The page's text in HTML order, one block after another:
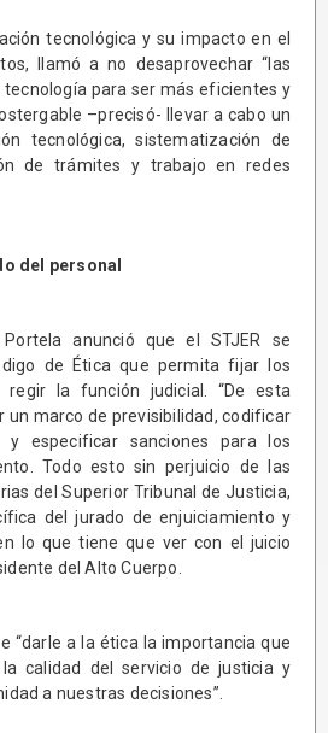
tecnológica y su impacto en el
llamó a no desaprovechar “las
para ser más eficientes y
–precisó- llevar a cabo un
tecnológica, sistematización de
de trámites y trabajo en redes
del personal
anunció que el STJER se
de Ética que permita fijar los
regir la función judicial. “De esta
marco de previsibilidad, codificar
y especificar sanciones para los
Todo esto sin perjuicio de las
del Superior Tribunal de Justicia,
del jurado de enjuiciamiento y
lo que tiene que ver con el juicio
del Alto Cuerpo.
“darle a la ética la importancia que
calidad del servicio de justicia y
a nuestras decisiones”.